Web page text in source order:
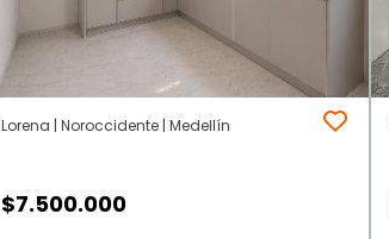
Lorena | Noroccidente | Medellín
$7.500.000